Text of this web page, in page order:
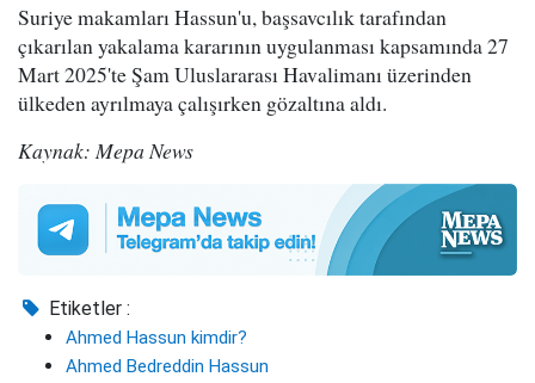
Suriye makamları Hassun'u, başsavcılık tarafından
çıkarılan yakalama kararının uygulanması kapsamında 27
Mart 2025'te Şam Uluslararası Havalimanı üzerinden
ülkeden ayrılmaya çalışırken gözaltına aldı.
Kaynak: Mepa News
Etiketler :
Ahmed Hassun kimdir?
Ahmed Bedreddin Hassun